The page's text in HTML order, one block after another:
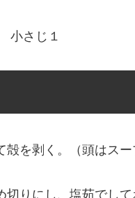
じ１
を剥く。（頭はスー
りにし、塩茹でして